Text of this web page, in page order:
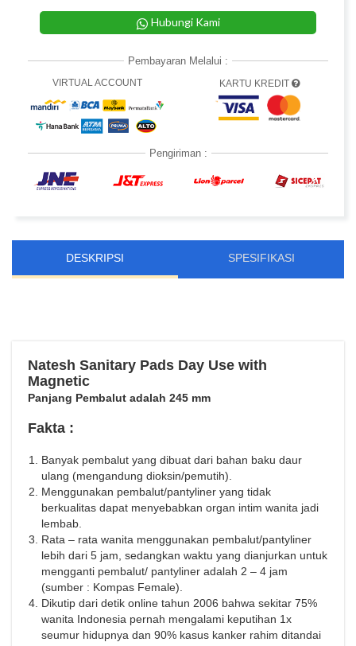
Hubungi Kami
Pembayaran Melalui :
VIRTUAL ACCOUNT KARTU KREDIT
Pengiriman :
DESKRIPSI SPESIFIKASI
Natesh Sanitary Pads Day Use with
Magnetic
Panjang Pembalut adalah 245 mm
Fakta :
Banyak pembalut yang dibuat dari bahan baku daur
ulang (mengandung dioksin/pemutih).
Menggunakan pembalut/pantyliner yang tidak
berkualitas dapat menyebabkan organ intim wanita jadi
lembab.
Rata – rata wanita menggunakan pembalut/pantyliner
lebih dari 5 jam, sedangkan waktu yang dianjurkan untuk
mengganti pembalut/ pantyliner adalah 2 – 4 jam
(sumber : Kompas Female).
Dikutip dari detik online tahun 2006 bahwa sekitar 75%
wanita Indonesia pernah mengalami keputihan 1x
seumur hidupnya dan 90% kasus kanker rahim ditandai